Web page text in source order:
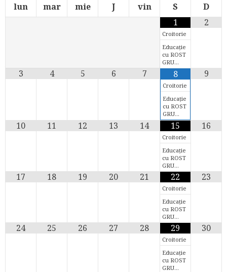
lun mar mie J vin S
D
1
Croitorie
Educație
cu ROST
GRU…
2
3 4 5 6 7 8
Croitorie
Educație
cu ROST
GRU…
9
10 11 12 13 14 15
Croitorie
Educație
cu ROST
GRU…
16
17 18 19 20 21 22
Croitorie
Educație
cu ROST
GRU…
23
24 25 26 27 28 29
Croitorie
Educație
cu ROST
GRU…
30